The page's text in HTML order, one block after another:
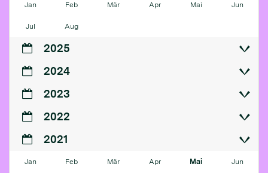
Jan Feb Mär Apr Mai Jun
Jul Aug
2025
2024
2023
2022
2021
Jan Feb Mär Apr Mai Jun